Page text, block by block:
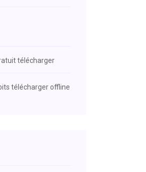
télécharger
télécharger offline